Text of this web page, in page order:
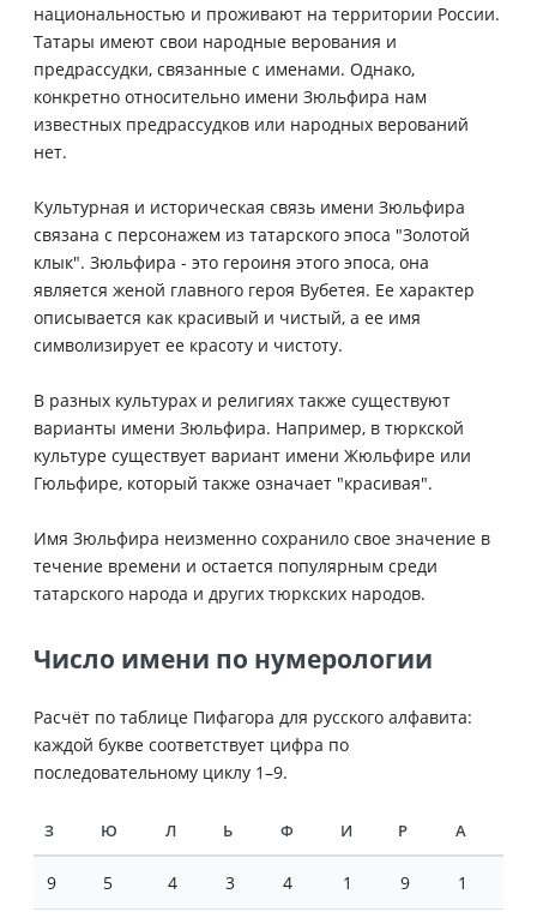
национальностью и проживают на территории России.
Татары имеют свои народные верования и
предрассудки, связанные с именами. Однако,
конкретно относительно имени Зюльфира нам
известных предрассудков или народных верований
нет.
Культурная и историческая связь имени Зюльфира
связана с персонажем из татарского эпоса "Золотой
клык". Зюльфира - это героиня этого эпоса, она
является женой главного героя Вубетея. Ее характер
описывается как красивый и чистый, а ее имя
символизирует ее красоту и чистоту.
В разных культурах и религиях также существуют
варианты имени Зюльфира. Например, в тюркской
культуре существует вариант имени Жюльфире или
Гюльфире, который также означает "красивая".
Имя Зюльфира неизменно сохранило свое значение в
течение времени и остается популярным среди
татарского народа и других тюркских народов.
Число имени по нумерологии
Расчёт по таблице Пифагора для русского алфавита:
каждой букве соответствует цифра по
последовательному циклу 1–9.
З Ю Л Ь Ф И Р А
9 5 4 3 4 1 9 1